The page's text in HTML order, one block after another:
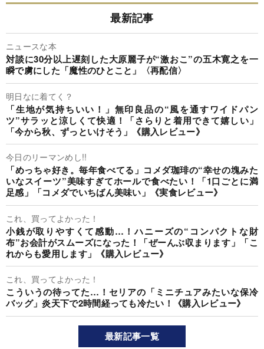
最新記事
ニュースな本
対談に30分以上遅刻した大原麗子が“激おこ”の五木寛之を一
瞬で虜にした「魔性のひとこと」〈再配信〉
明日なに着てく？
「生地が気持ちいい！」無印良品の“風を通すワイドパン
ツ”サラッと涼しくて快適！「さらりと着用できて嬉しい」
「今から秋、ずっといけそう」《購入レビュー》
今日のリーマンめし!!
「めっちゃ好き。毎年食べてる」コメダ珈琲の“幸せの塊みた
いなスイーツ”美味すぎてホールで食べたい！「1口ごとに満
足感」「コメダでいちばん美味い」《実食レビュー》
これ、買ってよかった！
小銭が取りやすくて感動…！ハニーズの“コンパクトな財
布”お会計がスムーズになった！「ぜーんぶ収まります」「こ
れからも愛用します」《購入レビュー》
これ、買ってよかった！
こういうの待ってた…！セリアの「ミニチュアみたいな保冷
バッグ」炎天下で2時間経っても冷たい！《購入レビュー》
最新記事一覧